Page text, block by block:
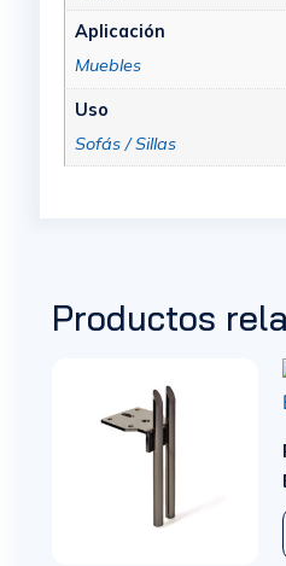
Aplicación
Muebles
Uso
Sofás / Sillas
Productos